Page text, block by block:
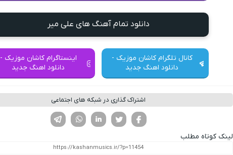
دانلود تمام آهنگ های علی میر
کانال تلگرام کاشان موزیک -
دانلود اهنگ جدید
اینستاگرام کاشان موزیک -
دانلود اهنگ جدید
اشتراک گذاری در شبکه های اجتماعی
لینکدین تویتر
فیسوک
لینک کوتاه مطلب